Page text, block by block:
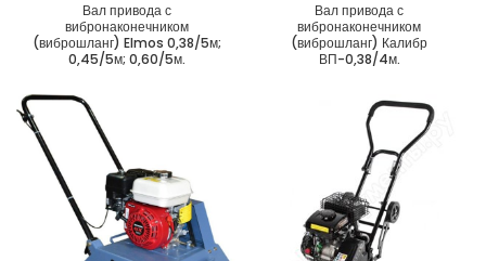
Вал привода с
вибронаконечником
(виброшланг) Elmos 0,38/5м;
0,45/5м; 0,60/5м.
Вал привода с
вибронаконечником
(виброшланг) Калибр
ВП-0,38/4м.